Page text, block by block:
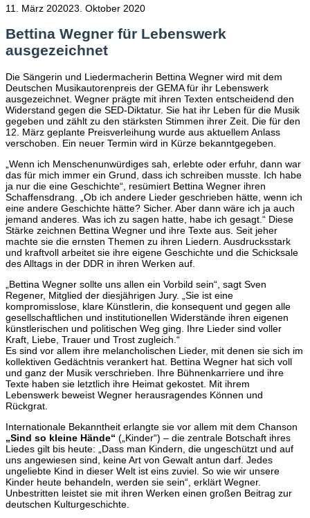
11. März 202023. Oktober 2020
Bettina Wegner für Lebenswerk
ausgezeichnet
Die Sängerin und Liedermacherin Bettina Wegner wird mit dem
Deutschen Musikautorenpreis der GEMA für ihr Lebenswerk
ausgezeichnet. Wegner prägte mit ihren Texten entscheidend den
Widerstand gegen die SED-Diktatur. Sie hat ihr Leben für die Musik
gegeben und zählt zu den stärksten Stimmen ihrer Zeit. Die für den
12. März geplante Preisverleihung wurde aus aktuellem Anlass
verschoben. Ein neuer Termin wird in Kürze bekanntgegeben.
„Wenn ich Menschenunwürdiges sah, erlebte oder erfuhr, dann war
das für mich immer ein Grund, dass ich schreiben musste. Ich habe
ja nur die eine Geschichte“, resümiert Bettina Wegner ihren
Schaffensdrang. „Ob ich andere Lieder geschrieben hätte, wenn ich
eine andere Geschichte hätte? Sicher. Aber dann wäre ich ja auch
jemand anderes. Was ich zu sagen hatte, habe ich gesagt.“ Diese
Stärke zeichnen Bettina Wegner und ihre Texte aus. Seit jeher
machte sie die ernsten Themen zu ihren Liedern. Ausdrucksstark
und kraftvoll arbeitet sie ihre eigene Geschichte und die Schicksale
des Alltags in der DDR in ihren Werken auf.
„Bettina Wegner sollte uns allen ein Vorbild sein“, sagt Sven
Regener, Mitglied der diesjährigen Jury. „Sie ist eine
kompromisslose, klare Künstlerin, die konsequent und gegen alle
gesellschaftlichen und institutionellen Widerstände ihren eigenen
künstlerischen und politischen Weg ging. Ihre Lieder sind voller
Kraft, Liebe, Trauer und Trost zugleich.“
Es sind vor allem ihre melancholischen Lieder, mit denen sie sich im
kollektiven Gedächtnis verankert hat. Bettina Wegner hat sich voll
und ganz der Musik verschrieben. Ihre Bühnenkarriere und ihre
Texte haben sie letztlich ihre Heimat gekostet. Mit ihrem
Lebenswerk beweist Wegner herausragendes Können und
Rückgrat.
Internationale Bekanntheit erlangte sie vor allem mit dem Chanson
„Sind so kleine Hände“ („Kinder“) – die zentrale Botschaft ihres
Liedes gilt bis heute: „Dass man Kindern, die ungeschützt und auf
uns angewiesen sind, keine Art von Gewalt antun darf. Jedes
ungeliebte Kind in dieser Welt ist eins zuviel. So wie wir unsere
Kinder heute behandeln, werden sie sein“, erklärt Wegner.
Unbestritten leistet sie mit ihren Werken einen großen Beitrag zur
deutschen Kulturgeschichte.